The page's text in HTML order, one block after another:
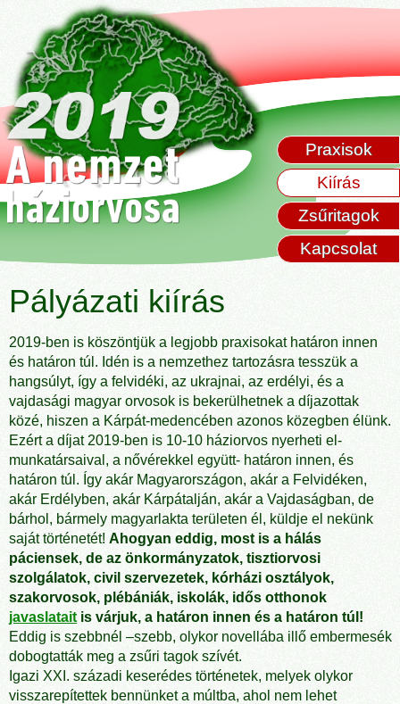
Praxisok
Kiírás
Zsűritagok
Kapcsolat
Pályázati kiírás
2019-ben is köszöntjük a legjobb praxisokat határon innen
és határon túl. Idén is a nemzethez tartozásra tesszük a
hangsúlyt, így a felvidéki, az ukrajnai, az erdélyi, és a
vajdasági magyar orvosok is bekerülhetnek a díjazottak
közé, hiszen a Kárpát-medencében azonos közegben élünk.
Ezért a díjat 2019-ben is 10-10 háziorvos nyerheti el-
munkatársaival, a nővérekkel együtt- határon innen, és
határon túl. Így akár Magyarországon, akár a Felvidéken,
akár Erdélyben, akár Kárpátalján, akár a Vajdaságban, de
bárhol, bármely magyarlakta területen él, küldje el nekünk
saját történetét! Ahogyan eddig, most is a hálás
páciensek, de az önkormányzatok, tisztiorvosi
szolgálatok, civil szervezetek, kórházi osztályok,
szakorvosok, plébániák, iskolák, idős otthonok
javaslataitis várjuk, a határon innen és a határon túl!
Eddig is szebbnél –szebb, olykor novellába illő embermesék
dobogtatták meg a zsűri tagok szívét.
Igazi XXI. századi keserédes történetek, melyek olykor
visszarepítettek bennünket a múltba, ahol nem lehet